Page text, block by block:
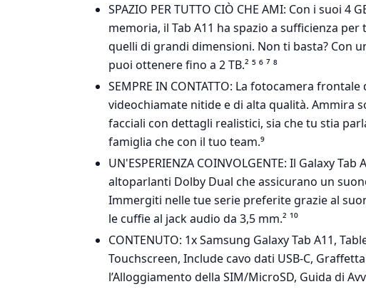
SPAZIO PER TUTTO CIÒ CHE AMI: Con i suoi 4
memoria, il Tab A11 ha spazio a sufficienza
quelli di grandi dimensioni. Non ti basta? Con
puoi ottenere fino a 2 TB.² ⁵ ⁶ ⁷ ⁸
SEMPRE IN CONTATTO: La fotocamera
videochiamate nitide e di alta qualità. Ammira
facciali con dettagli realistici, sia che tu stia
famiglia che con il tuo team.⁹
UN'ESPERIENZA COINVOLGENTE: Il Galaxy
altoparlanti Dolby Dual che assicurano un
Immergiti nelle tue serie preferite grazie al
le cuffie al jack audio da 3,5 mm.² ¹⁰
CONTENUTO: 1x Samsung Galaxy Tab A11,
Touchscreen, Include cavo dati USB-C,
l’Alloggiamento della SIM/MicroSD, Guida di